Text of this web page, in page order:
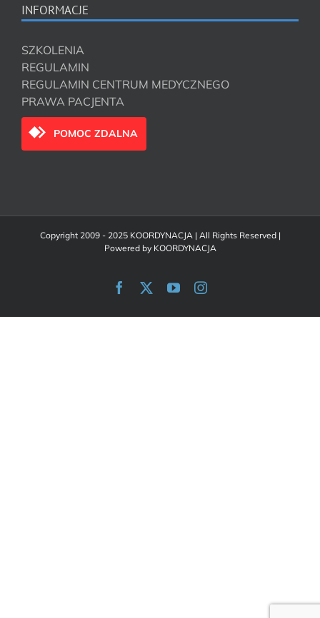
INFORMACJE
SZKOLENIA
REGULAMIN
REGULAMIN CENTRUM MEDYCZNEGO
PRAWA PACJENTA
POMOC ZDALNA
Copyright 2009 - 2025 KOORDYNACJA | All Rights Reserved |
Powered by KOORDYNACJA
Facebook YouTubeInstagram